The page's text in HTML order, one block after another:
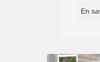
En